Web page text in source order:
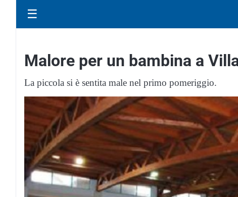
☰
Malore per un bambina a
La piccola si è sentita male nel primo pomeriggio.